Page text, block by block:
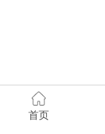
首页